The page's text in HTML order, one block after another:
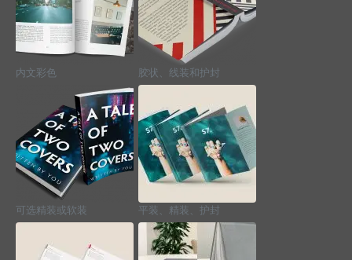
内文彩色 胶状、线装和护封
可选精装或软装 平装、精装、护封